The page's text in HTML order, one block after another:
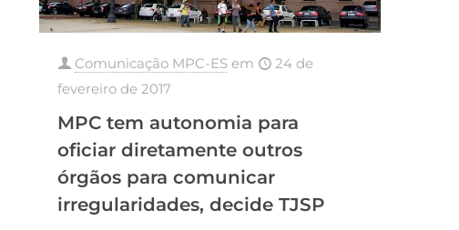
Comunicação MPC-ES em
24 de
fevereiro de 2017
MPC tem autonomia para
oficiar diretamente outros
órgãos para comunicar
irregularidades, decide TJSP